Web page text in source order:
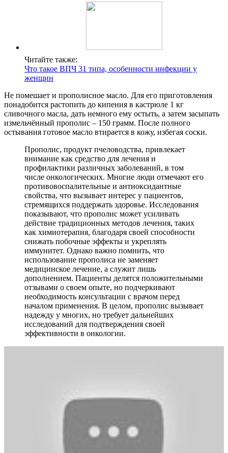
Читайте также:
Что такое ВПЧ 31 типа, особенности инфекции у
женщин
Не помешает и прополисное масло. Для его приготовления
понадобится растопить до кипения в кастрюле 1 кг
сливочного масла, дать немного ему остыть, а затем засыпать
измельчённый прополис – 150 грамм. После полного
остывания готовое масло втирается в кожу, избегая соски.
Прополис, продукт пчеловодства, привлекает
внимание как средство для лечения и
профилактики различных заболеваний, в том
числе онкологических. Многие люди отмечают его
противовоспалительные и антиоксидантные
свойства, что вызывает интерес у пациентов,
стремящихся поддержать здоровье. Исследования
показывают, что прополис может усиливать
действие традиционных методов лечения, таких
как химиотерапия, благодаря своей способности
снижать побочные эффекты и укреплять
иммунитет. Однако важно помнить, что
использование прополиса не заменяет
медицинское лечение, а служит лишь
дополнением. Пациенты делятся положительными
отзывами о своем опыте, но подчеркивают
необходимость консультации с врачом перед
началом применения. В целом, прополис вызывает
надежду у многих, но требует дальнейших
исследований для подтверждения своей
эффективности в онкологии.